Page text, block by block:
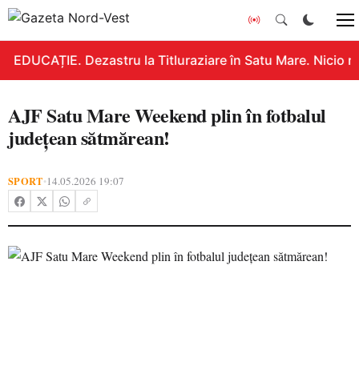
EDUCAȚIE. Dezastru la Titluraziare în Satu Mare. Nicio
AJF Satu Mare Weekend plin în fotbalul
județean sătmărean!
SPORT•14.05.2026 19:07